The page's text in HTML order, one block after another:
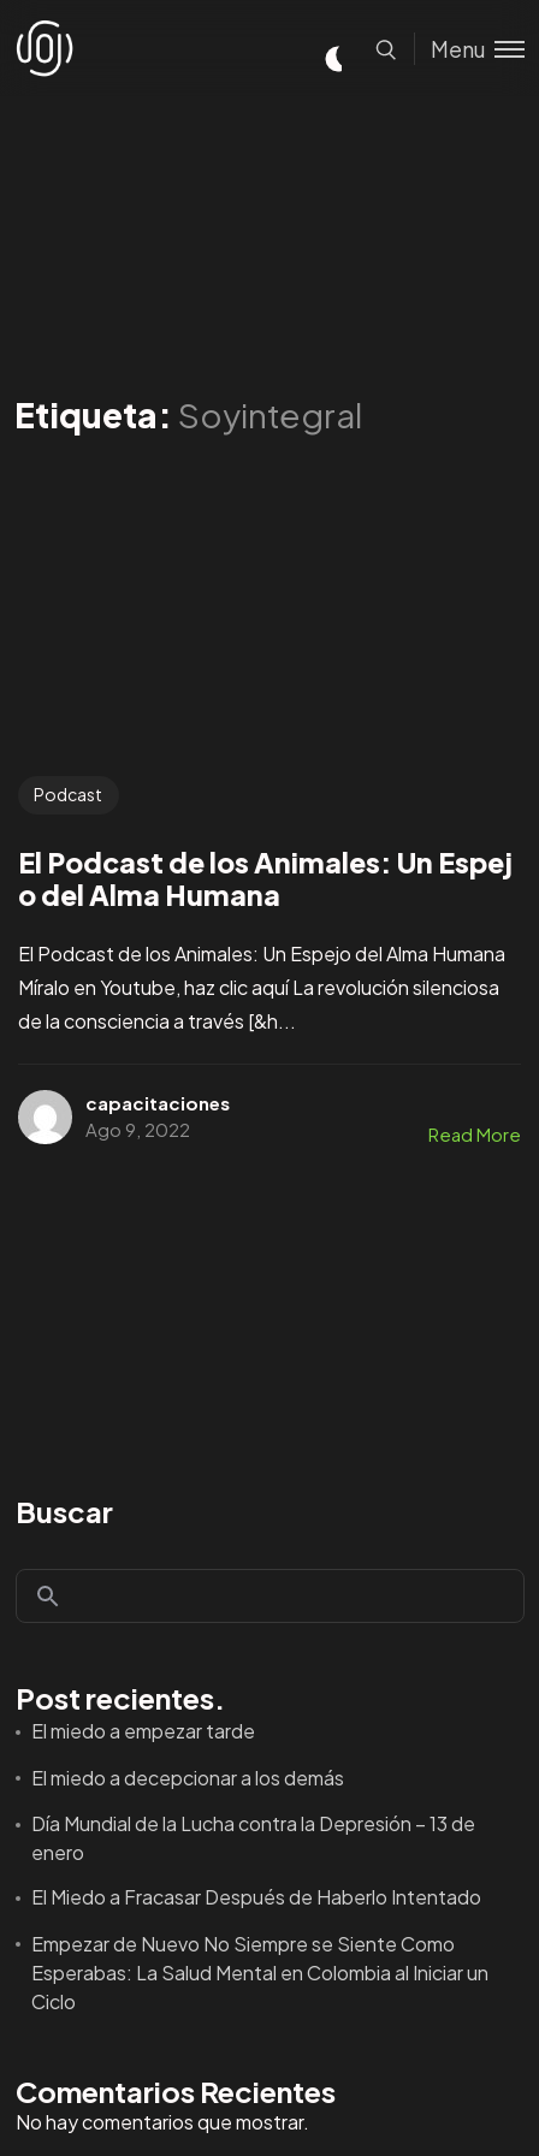
Menu
Etiqueta: Soyintegral
Podcast
El Podcast de los Animales: Un Espej
o del Alma Humana
El Podcast de los Animales: Un Espejo del Alma Humana
Míralo en Youtube, haz clic aquí La revolución silenciosa
de la consciencia a través [&h...
capacitaciones
Ago 9, 2022
Read More
Buscar
Post recientes.
El miedo a empezar tarde
El miedo a decepcionar a los demás
Día Mundial de la Lucha contra la Depresión – 13 de
enero
El Miedo a Fracasar Después de Haberlo Intentado
Empezar de Nuevo No Siempre se Siente Como
Esperabas: La Salud Mental en Colombia al Iniciar un
Ciclo
Comentarios Recientes
No hay comentarios que mostrar.